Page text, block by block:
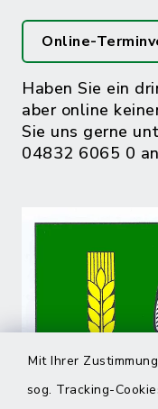
Mit Ihrer
sog. Tracking-
Online-
Haben Sie ein
aber online
Sie uns gerne
04832 6065 0